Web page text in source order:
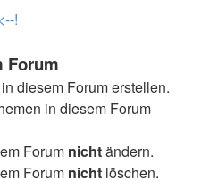
!
Forum
diesem Forum erstellen.
in diesem Forum
Forum nichtändern.
Forum nicht löschen.